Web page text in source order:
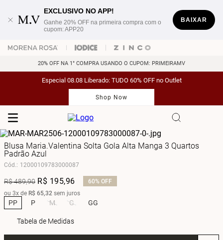
EXCLUSIVO NO APP!
Ganhe 20% OFF na primeira compra com o
cupom: APP20
BAIXAR
20% OFF NA 1° COMPRA USANDO O CUPOM: PRIMEIRAMV
Especial 08.08 Liberado: TUDO 60% OFF no Outlet
Shop Now
Blusa Maria.Valentina Solta Gola Alta Manga 3 Quartos
Padrão Azul
Cód.: 12000109783000087
R$489,90 R$ 195,96 60% OFF
ou 3x de R$ 65,32 sem juros
PP P M G GG
Tabela de Medidas